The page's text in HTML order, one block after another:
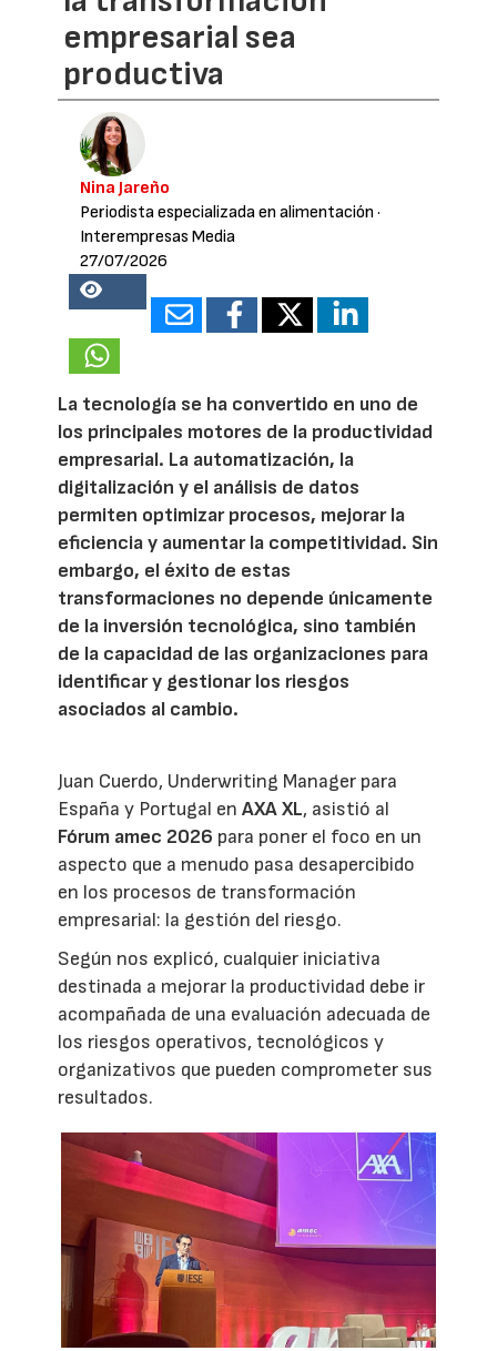
empresarial sea
productiva
Nina Jareño
Periodista especializada en alimentación ·
Interempresas Media
27/07/2026
16832
La tecnología se ha convertido en uno de
los principales motores de la productividad
empresarial. La automatización, la
digitalización y el análisis de datos
permiten optimizar procesos, mejorar la
eficiencia y aumentar la competitividad. Sin
embargo, el éxito de estas
transformaciones no depende únicamente
de la inversión tecnológica, sino también
de la capacidad de las organizaciones para
identificar y gestionar los riesgos
asociados al cambio.
Juan Cuerdo, Underwriting Manager para
España y Portugal enAXA XL, asistió al
Fórum amec 2026 para poner el foco en un
aspecto que a menudo pasa desapercibido
en los procesos de transformación
empresarial: la gestión del riesgo.
Según nos explicó, cualquier iniciativa
destinada a mejorar la productividad debe ir
acompañada de una evaluación adecuada de
los riesgos operativos, tecnológicos y
organizativos que pueden comprometer sus
resultados.